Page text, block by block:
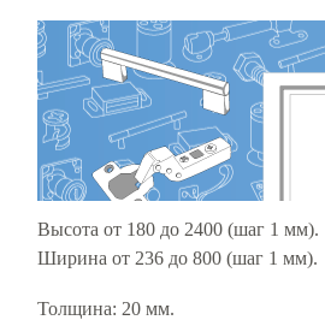
Высота от 180 до 2400 (шаг 1 мм).
Ширина от 236 до 800 (шаг 1 мм).
Толщина: 20 мм.